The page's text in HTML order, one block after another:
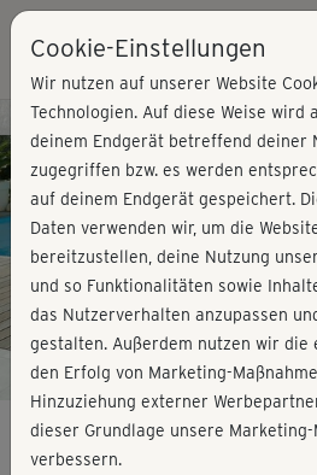
Kursvorschau - Jetzt mitmachen!
Cookie-Einstellungen
Wir nutzen auf unserer Website
Technologien. Auf diese Weise wird
deinem Endgerät betreffend deiner
zugegriffen bzw. es werden
auf deinem Endgerät gespeichert.
Daten verwenden wir, um die
bereitzustellen, deine Nutzung
und so Funktionalitäten sowie
das Nutzerverhalten anzupassen
gestalten. Außerdem nutzen wir die
den Erfolg von Marketing-
Hinzuziehung externer
dieser Grundlage unsere Marketing-
verbessern.